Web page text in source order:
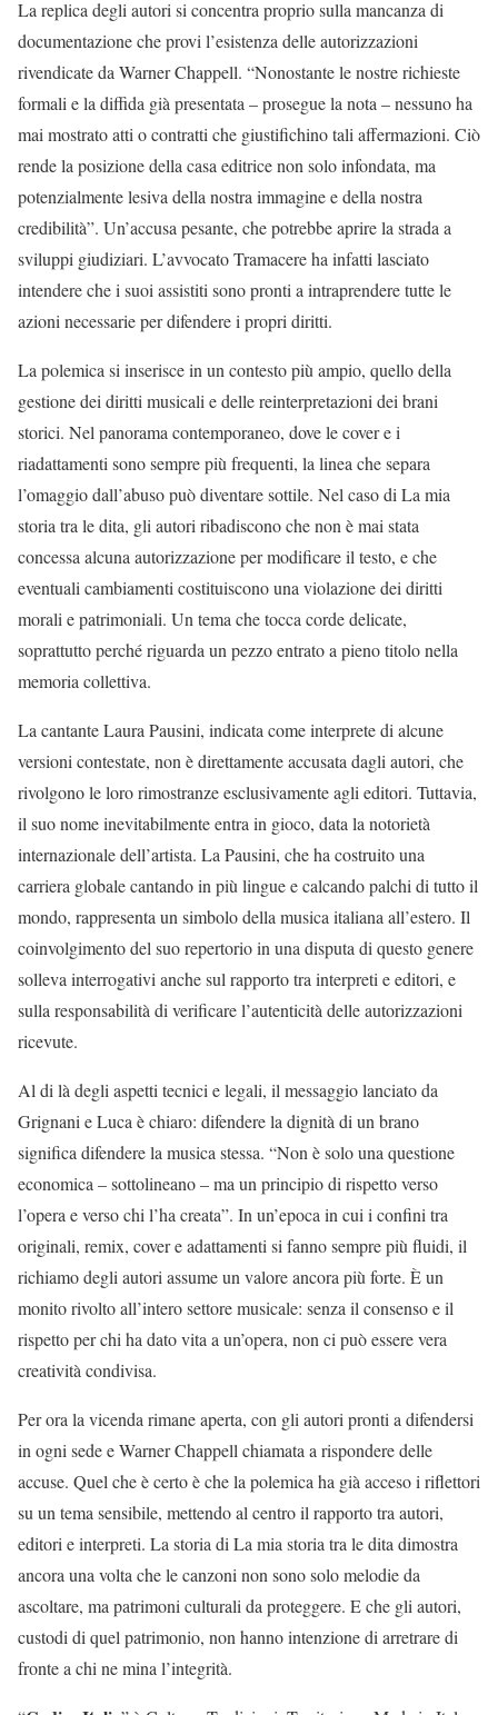
La replica degli autori si concentra proprio sulla mancanza di
documentazione che provi l’esistenza delle autorizzazioni
rivendicate da Warner Chappell. “Nonostante le nostre richieste
formali e la diffida già presentata – prosegue la nota – nessuno ha
mai mostrato atti o contratti che giustifichino tali affermazioni. Ciò
rende la posizione della casa editrice non solo infondata, ma
potenzialmente lesiva della nostra immagine e della nostra
credibilità”. Un’accusa pesante, che potrebbe aprire la strada a
sviluppi giudiziari. L’avvocato Tramacere ha infatti lasciato
intendere che i suoi assistiti sono pronti a intraprendere tutte le
azioni necessarie per difendere i propri diritti.
La polemica si inserisce in un contesto più ampio, quello della
gestione dei diritti musicali e delle reinterpretazioni dei brani
storici. Nel panorama contemporaneo, dove le cover e i
riadattamenti sono sempre più frequenti, la linea che separa
l’omaggio dall’abuso può diventare sottile. Nel caso di La mia
storia tra le dita, gli autori ribadiscono che non è mai stata
concessa alcuna autorizzazione per modificare il testo, e che
eventuali cambiamenti costituiscono una violazione dei diritti
morali e patrimoniali. Un tema che tocca corde delicate,
soprattutto perché riguarda un pezzo entrato a pieno titolo nella
memoria collettiva.
La cantante Laura Pausini, indicata come interprete di alcune
versioni contestate, non è direttamente accusata dagli autori, che
rivolgono le loro rimostranze esclusivamente agli editori. Tuttavia,
il suo nome inevitabilmente entra in gioco, data la notorietà
internazionale dell’artista. La Pausini, che ha costruito una
carriera globale cantando in più lingue e calcando palchi di tutto il
mondo, rappresenta un simbolo della musica italiana all’estero. Il
coinvolgimento del suo repertorio in una disputa di questo genere
solleva interrogativi anche sul rapporto tra interpreti e editori, e
sulla responsabilità di verificare l’autenticità delle autorizzazioni
ricevute.
Al di là degli aspetti tecnici e legali, il messaggio lanciato da
Grignani e Luca è chiaro: difendere la dignità di un brano
significa difendere la musica stessa. “Non è solo una questione
economica – sottolineano – ma un principio di rispetto verso
l’opera e verso chi l’ha creata”. In un’epoca in cui i confini tra
originali, remix, cover e adattamenti si fanno sempre più fluidi, il
richiamo degli autori assume un valore ancora più forte. È un
monito rivolto all’intero settore musicale: senza il consenso e il
rispetto per chi ha dato vita a un’opera, non ci può essere vera
creatività condivisa.
Per ora la vicenda rimane aperta, con gli autori pronti a difendersi
in ogni sede e Warner Chappell chiamata a rispondere delle
accuse. Quel che è certo è che la polemica ha già acceso i riflettori
su un tema sensibile, mettendo al centro il rapporto tra autori,
editori e interpreti. La storia di La mia storia tra le dita dimostra
ancora una volta che le canzoni non sono solo melodie da
ascoltare, ma patrimoni culturali da proteggere. E che gli autori,
custodi di quel patrimonio, non hanno intenzione di arretrare di
fronte a chi ne mina l’integrità.